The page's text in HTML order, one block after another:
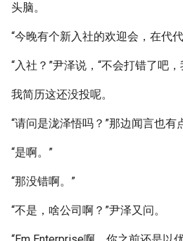
头脑。
“今晚有个新入社的欢迎会，在代
“入社？”尹泽说，“不会打错了吧
我简历这还没投呢。
“请问是泷泽悟吗？”那边闻言也有
“是啊。”
“那没错啊。”
“不是，啥公司啊？”尹泽又问。